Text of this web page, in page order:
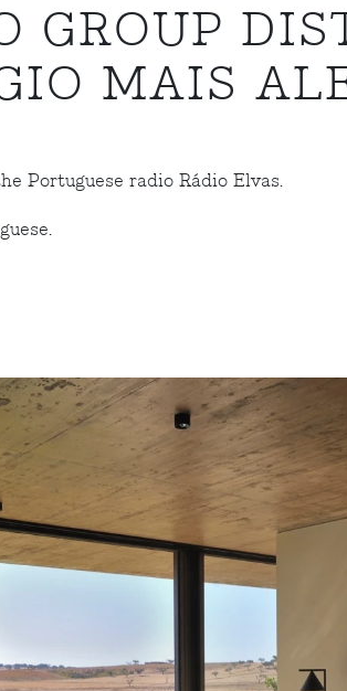
GROUP
MAIS
Portuguese radio Rádio Elvas.